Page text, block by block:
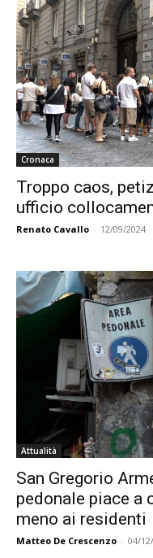
Cronaca
Troppo caos,
ufficio
Renato Cavallo - 12/09/2024
Attualità
San Gregorio
pedonale piace a
meno ai residenti
Matteo De Crescenzo - 04/